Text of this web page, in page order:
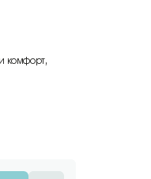
комфорт,